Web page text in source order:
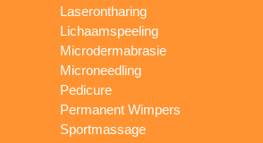
Laserontharing
Lichaamspeeling
Microdermabrasie
Microneedling
Pedicure
Permanent Wimpers
Sportmassage